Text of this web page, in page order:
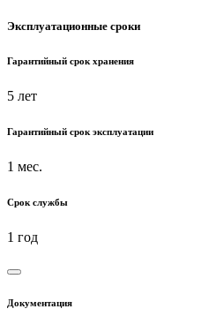
Эксплуатационные сроки
Гарантийный срок хранения
5 лет
Гарантийный срок эксплуатации
1 мес.
Срок службы
1 год
Документация